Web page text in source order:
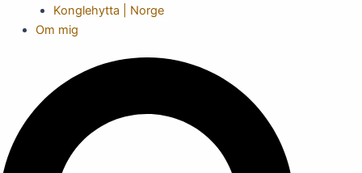
Konglehytta | Norge
Om mig